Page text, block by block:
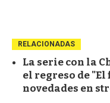
RELACIONADAS
La serie con la
el regreso de
novedades en